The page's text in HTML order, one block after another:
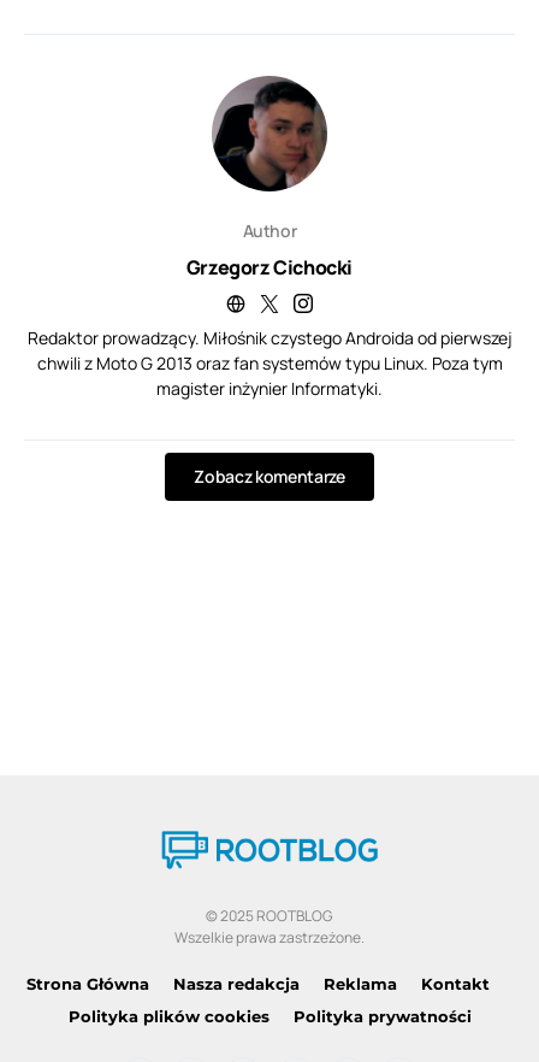
Author
Grzegorz Cichocki
Redaktor prowadzący. Miłośnik czystego Androida od pierwszej
chwili z Moto G 2013 oraz fan systemów typu Linux. Poza tym
magister inżynier Informatyki.
Zobacz komentarze
© 2025 ROOTBLOG
Wszelkie prawa zastrzeżone.
Strona Główna Nasza redakcja Reklama
Kontakt
Polityka plików cookies
Polityka prywatności